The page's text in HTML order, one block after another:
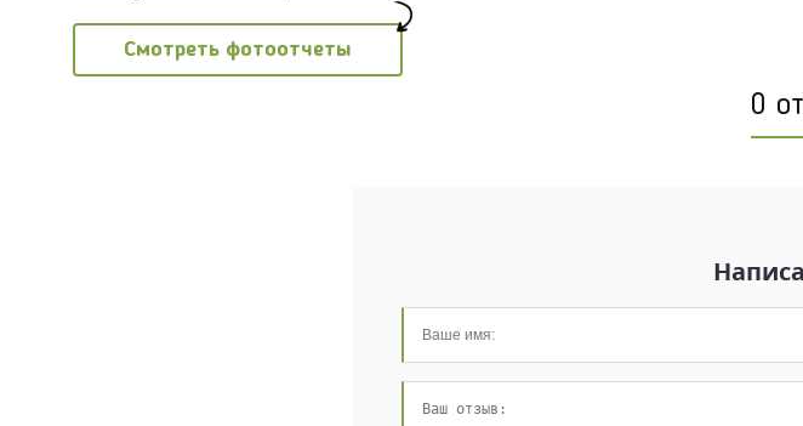
Смотреть фотоотчеты
0